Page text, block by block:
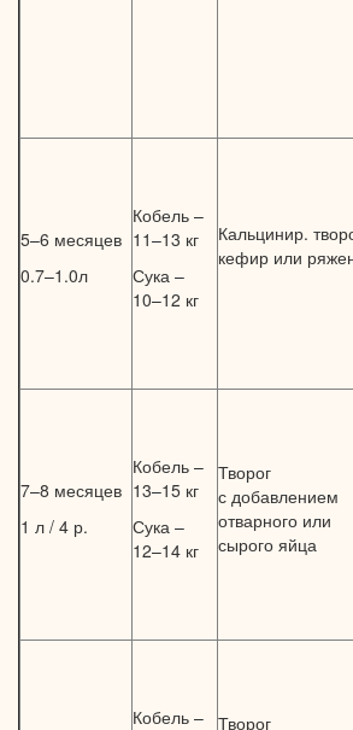
5–6 месяцев
0.7–1.0л
Кобель –
11–13 кг
Сука –
10–12 кг
Кальцинир.
кефир или
7–8 месяцев
1 л / 4 р.
Кобель –
13–15 кг
Сука –
12–14 кг
Творог
с добавлением
отварного или
сырого яйца
Кобель – Творог